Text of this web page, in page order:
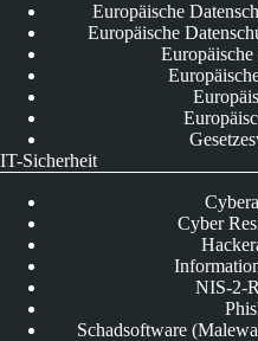
Europäische
Europäische
IT-Sicherheit
Cyber
NIS-2-
Schadsoftware